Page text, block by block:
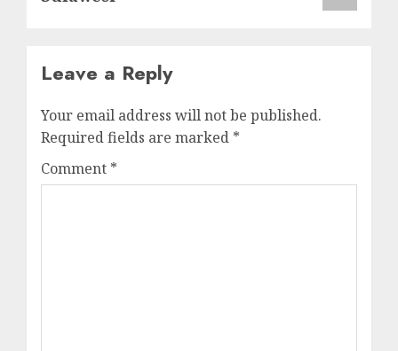
Leave a Reply
Your email address will not be published.
Required fields are marked *
Comment *